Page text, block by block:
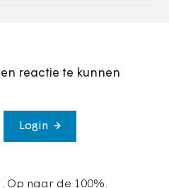
reactie te kunnen
Login
Op naar de 100%.